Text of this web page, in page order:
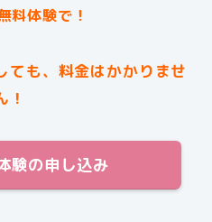
料体験で！
ても、料金はかかりませ
！
験の申し込み